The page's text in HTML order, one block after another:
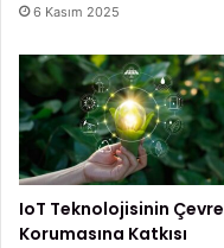
6 Kasım 2025
IoT Teknolojisinin Çevre
Korumasına Katkısı